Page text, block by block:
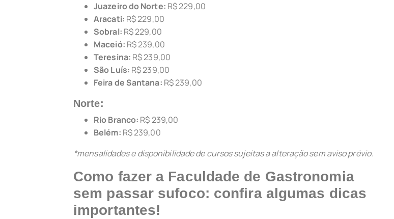
Juazeiro do Norte: R$ 229,00
Aracati: R$ 229,00
Sobral: R$ 229,00
Maceió: R$ 239,00
Teresina: R$ 239,00
São Luís: R$ 239,00
Feira de Santana: R$ 239,00
Norte:
Rio Branco: R$ 239,00
Belém: R$ 239,00
*mensalidades e disponibilidade de cursos sujeitas a alteração sem aviso prévio.
Como fazer a Faculdade de Gastronomia
sem passar sufoco: confira algumas dicas
importantes!